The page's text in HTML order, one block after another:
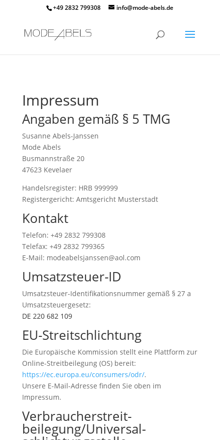
+49 2832 799308 info@mode-abels.de
Impressum
Angaben gemäß § 5 TMG
Susanne Abels-Janssen
Mode Abels
Busmannstraße 20
47623 Kevelaer
Handelsregister: HRB 999999
Registergericht: Amtsgericht Musterstadt
Kontakt
Telefon: +49 2832 799308
Telefax: +49 2832 799365
E-Mail: modeabelsjanssen@aol.com
Umsatzsteuer-ID
Umsatzsteuer-Identifikationsnummer gemäß § 27 a
Umsatzsteuergesetz:
DE 220 682 109
EU-Streitschlichtung
Die Europäische Kommission stellt eine Plattform zur
Online-Streitbeilegung (OS) bereit:
https://ec.europa.eu/consumers/odr/.
Unsere E-Mail-Adresse finden Sie oben im
Impressum.
Verbraucher­streit­
beilegung/Universal­